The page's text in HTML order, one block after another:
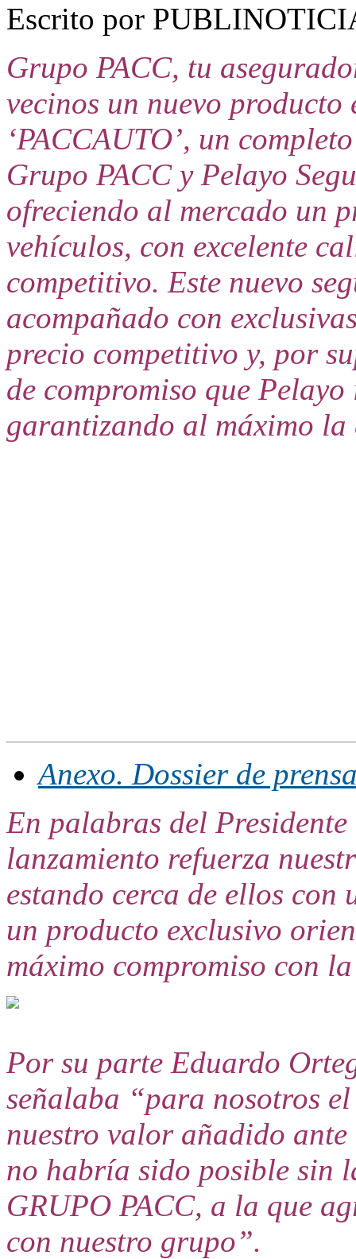
Escrito por
Grupo PACC, tu
vecinos un nuevo
‘PACCAUTO’, un
Grupo PACC y Pelayo
ofreciendo al mercado un
vehículos, con excelente
competitivo. Este nuevo
acompañado con
precio competitivo y, por
de compromiso que
garantizando al máximo
Anexo. Dossier de
En palabras del
lanzamiento refuerza
estando cerca de ellos con
un producto exclusivo
máximo compromiso con
Por su parte Eduardo
señalaba “para nosotros
nuestro valor añadido
no habría sido posible sin
GRUPO PACC, a la que
con nuestro grupo”.